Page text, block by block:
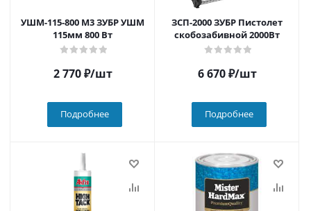
УШМ-115-800 М3 ЗУБР УШМ
115мм 800 Вт
2 770₽/шт
Подробнее
ЗСП-2000 ЗУБР Пистолет
скобозабивной 2000Вт
6 670₽/шт
Подробнее